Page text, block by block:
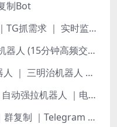
制Bot
【Telegram】 监听关键词｜TG抓需求 ｜ 实时监测频道
【源码】Polymarket 套利机器人 (15分钟高频交易) — 稳定运行版｜更新5种策略
夹子机器人｜MEV 套利机器人 ｜ 三明治机器人 ｜ 抢跑机器人 ｜ 绿色安全版源码 ｜ 多语言版本 Python 、JS、Rust | 多链
【Telegram】 自动拉人 ｜ 自动强拉机器人 ｜电报群拉人Bot🤖️
【Telegram】群聊天克隆｜群复制 ｜Telegram 历史记录转发